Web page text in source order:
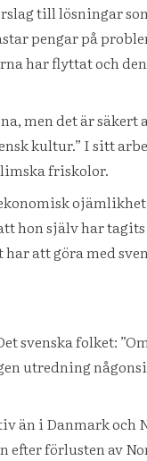
till lösningar
pengar på
har flyttat och den
men det är säkert
kultur.” I sitt
friskolor.
hon själv har
att göra med
svenska folket:
utredning
än i Danmark och
förlusten av